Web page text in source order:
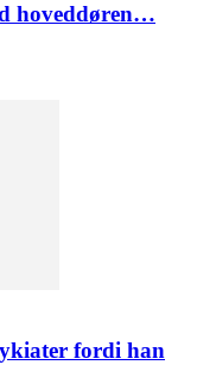
hoveddøren…
fordi han